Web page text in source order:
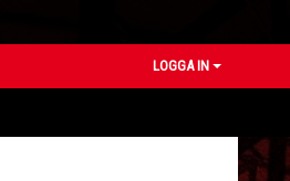
LOGGA IN